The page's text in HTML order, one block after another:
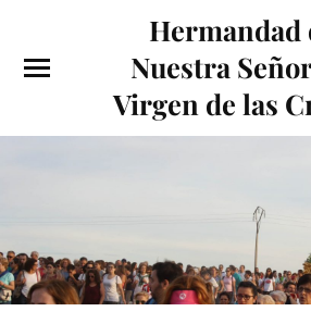
Hermandad
Nuestra
Virgen de las